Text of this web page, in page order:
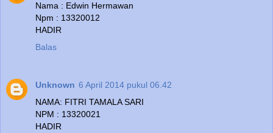
Nama : Edwin Hermawan
Npm : 13320012
HADIR
Balas
Unknown 6 April 2014 pukul 06.42
NAMA: FITRI TAMALA SARI
NPM : 13320021
HADIR